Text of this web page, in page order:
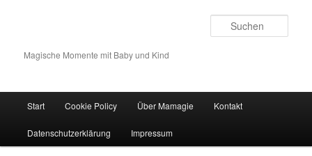
Magische Momente mit Baby und Kind
Zum Inhalt wechseln
Zum sekundären Inhalt wechseln
Start Cookie Policy Über Mamagie Kontakt
Datenschutzerklärung Impressum